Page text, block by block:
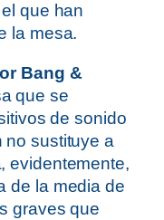
que han
la mesa.
Bang &
que se
de sonido
no sustituye a
evidentemente,
de la media de
graves que